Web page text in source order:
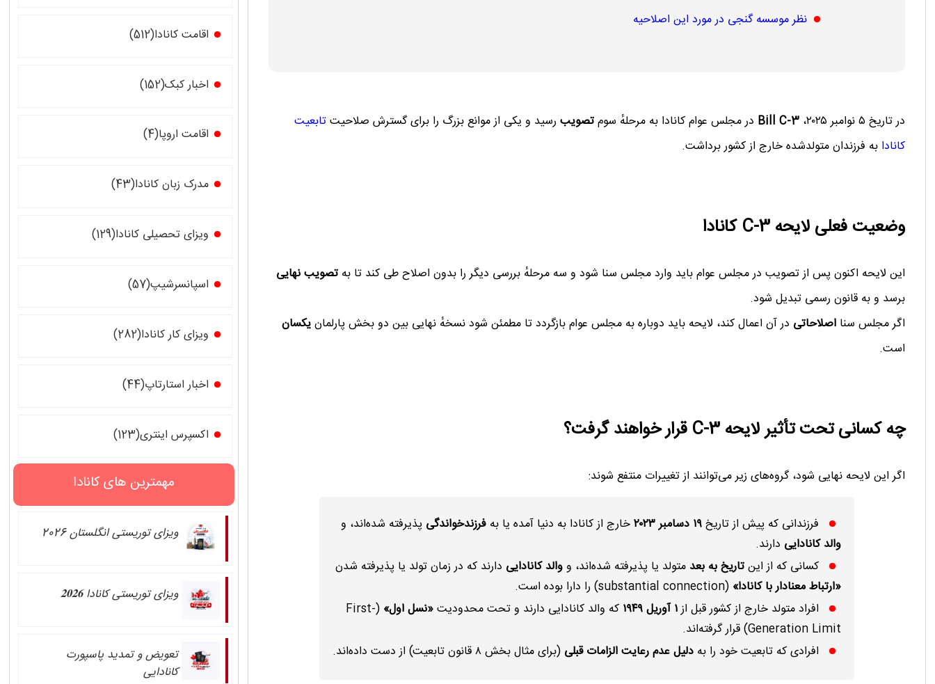
نظر موسسه گنجی در مورد این اصلاحیه
در تاریخ ۵ نوامبر ۲۰۲۵، Bill C‑3 در مجلس عوام کانادا به مرحلهٔ سومتصویب رسید و یکی از موانع بزرگ را برای گسترش صلاحیتتابعیت
کانادا به فرزندان متولدشده ‌خارج از کشور برداشت.
وضعیت فعلی لایحه C-3 کانادا
این لایحه اکنون پس از تصویب در مجلس عوام باید وارد مجلس سنا شود و سه مرحلهٔ بررسی دیگر را بدون اصلاح طی کند تا به تصویب نهایی
برسد و به قانون رسمی تبدیل شود.
اگر مجلس سنااصلاحاتی در آن اعمال کند، لایحه باید دوباره به مجلس عوام بازگردد تا مطمئن شود نسخهٔ نهایی بین دو بخش پارلمان یکسان
است.
چه کسانی تحت تأثیر لایحه C-3 قرار خواهند گرفت؟
اگر این لایحه نهایی شود، گروه‌های زیر می‌توانند از تغییرات منتفع شوند:
فرزندانی که پیش از تاریخ ۱۹ دسامبر ۲۰۲۳ خارج از کانادا به دنیا آمده یا بهفرزندخواندگی پذیرفته شده‌اند، و
والد کانادایی دارند.
کسانی که از اینتاریخ به بعد متولد یا پذیرفته شده‌اند، ووالد کانادایی دارند که در زمان تولد یا پذیرفته شدن
«ارتباط معنادار با کانادا» (substantial connection) را دارا بوده است.
افراد متولد خارج از کشور قبل از۱ آوریل ۱۹۴۹ که والد کانادایی دارند و تحت محدودیت «نسل اول» (First-
Generation Limit) قرار گرفته‌اند.
افرادی که تابعیت خود را به‌ دلیل عدم رعایت الزامات قبلی (برای مثال بخش ۸ قانون تابعیت) از دست داده‌اند.
اقامت کانادا(512)
اخبار کبک(152)
اقامت اروپا(4)
مدرک زبان کانادا(43)
ویزای تحصیلی کانادا(129)
اسپانسرشیپ(57)
ویزای کار کانادا(282)
اخبار استارتاپ(44)
اکسپرس اینتری(123)
مهمترین های کانادا
ویزای توریستی انگلستان 2026
ویزای توریستی کانادا 𝟐𝟎𝟐𝟔
تعویض و تمدید پاسپورت
کانادایی